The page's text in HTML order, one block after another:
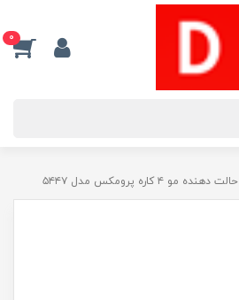
0
حالت دهنده مو ۴ کاره پرومکس مدل ۵۴۴۷